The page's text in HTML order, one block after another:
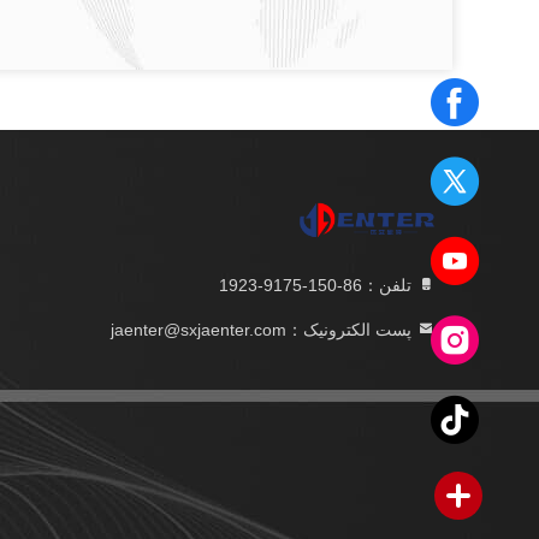
تلفن：86-150-9175-1923
پست الکترونیک：jaenter@sxjaenter.com